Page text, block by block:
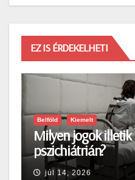
EZ IS ÉRDEKELHETI
Belföld Kiemelt
Milyen jogok illetik
pszichiátrián?
júl 14, 2026